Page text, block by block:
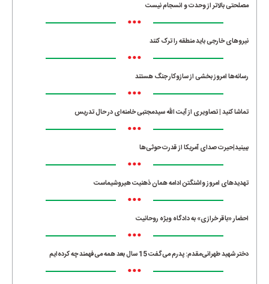
مصلحتی بالاتر از وحدت و انسجام نیست
•••
نیروهای خارجی باید منطقه را ترک کنند
•••
رسانه‌ها امروز بخشی از سازوکار جنگ هستند
•••
تماشا کنید | تصاویری از آیت الله سیدمجتبی خامنه‌ای در حال تدریس
•••
ببینید|حیرت صدای آمریکا از قدرت حوثی‌ها
•••
تهدیدهای امروز واشنگتن ادامه همان ذهنیت هیروشیماست
•••
احضار «باقر خرازی» به دادگاه ویژه روحانیت
•••
دختر شهید طهرانی‌مقدم: پدرم می‌گفت 15 سال بعد همه می‌فهمند چه کرده‌ایم
•••